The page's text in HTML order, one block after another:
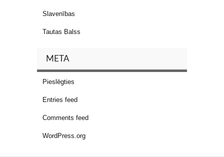
Slavenības
Tautas Balss
META
Pieslēgties
Entries feed
Comments feed
WordPress.org